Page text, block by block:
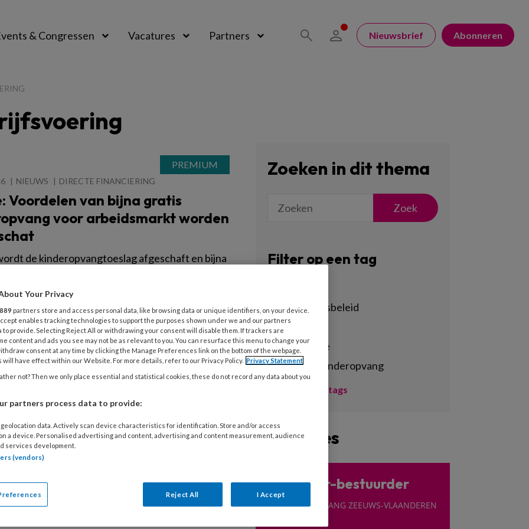
& Congressen Vacatures Partners Nieuwsbrief Abonneren
NIEUWS DIRECTE FINANCIERING
Voordelen van bijna gratis
voor arbeidsmarkt worden
de kinderopvangtoeslag afgeschaft en bijna
zijn de baten van deze investering heel
de positieve arbeidsmarkteffecten lijken
te worden, zeggen Janneke Plantenga en
Huizen.
Kinderopvang voor de
hoe verdeeld de sector is over de toekomst
Zoeken in dit thema
Zoek
Filter op een tag
achterstandsbeleid
activiteiten
administratie
agrarische kinderopvang
Toon meer tags
Vacatures
Directeur-bestuurder
KINDEROPVANG ZEEUWS-VLAANDEREN
Your Privacy
889 partners store and access personal data, like browsing data or unique identifiers, on your device.
enables tracking technologies to support the purposes shown under we and our partners
to provide. Selecting Reject All or withdrawing your consent will disable them. If trackers are
content and ads you see may not be as relevant to you. You can resurface this menu to change your
consent at any time by clicking the Manage Preferences link on the bottom of the webpage.
will have effect within our Website. For more details, refer to our Privacy Policy. Privacy Statement
not? Then we only place essential and statistical cookies, these do not record any data about you
partners process data to provide:
data. Actively scan device characteristics for identification. Store and/or access
a device. Personalised advertising and content, advertising and content measurement, audience
services development.
(vendors)
Reject All I Accept